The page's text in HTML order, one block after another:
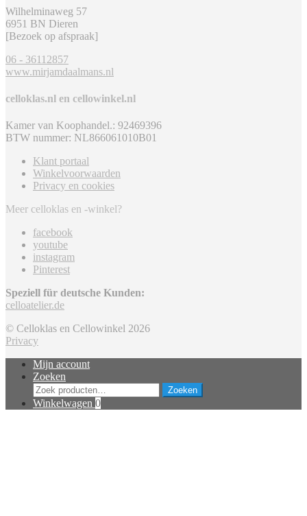
Wilhelminaweg 57
6951 BN Dieren
[Bezoek op afspraak]
06 - 36112857
www.mirjamdaalmans.nl
celloklas.nl en cellowinkel.nl
Kamer van Koophandel.: 92469396
BTW nummer: NL866061010B01
Klant portaal
Winkelvoorwaarden
Privacy en cookies
Meer celloklas en -winkel?
facebook
youtube
instagram
Pinterest
Speziell für deutsche Kunden:
celloatelier.de
© Celloklas en Cellowinkel 2026
Privacy
Mijn account
Zoeken
Zoeken
naar:
Zoeken
Winkelwagen 0